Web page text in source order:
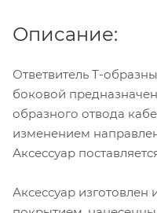
Описание:
Ответвитель Т-
боковой
образного отвода
изменением
Аксессуар
Аксессуар изготовлен